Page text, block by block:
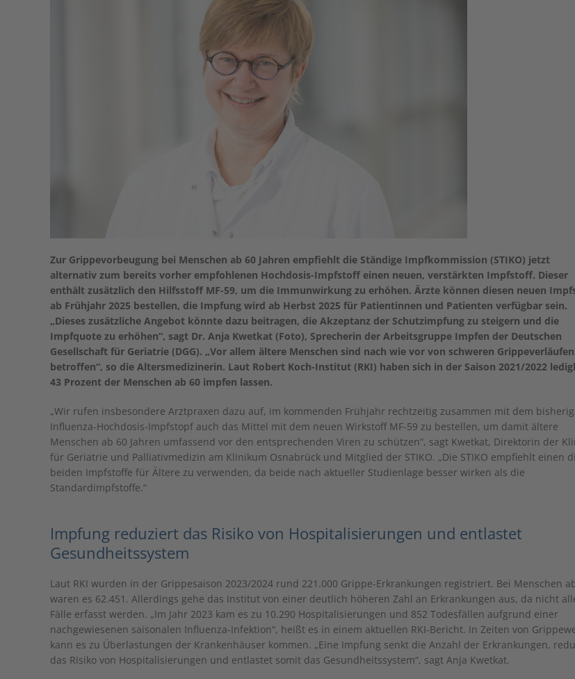
Zur Grippevorbeugung bei Menschen ab 60 Jahren empfiehlt die Ständige Impfkommission (STIKO) jetzt
alternativ zum bereits vorher empfohlenen Hochdosis-Impfstoff einen neuen, verstärkten Impfstoff. Dieser
enthält zusätzlich den Hilfsstoff MF-59, um die Immunwirkung zu erhöhen. Ärzte können diesen neuen
ab Frühjahr 2025 bestellen, die Impfung wird ab Herbst 2025 für Patientinnen und Patienten verfügbar sein.
„Dieses zusätzliche Angebot könnte dazu beitragen, die Akzeptanz der Schutzimpfung zu steigern und die
Impfquote zu erhöhen“, sagt Dr. Anja Kwetkat (Foto), Sprecherin der Arbeitsgruppe Impfen der Deutschen
Gesellschaft für Geriatrie (DGG). „Vor allem ältere Menschen sind nach wie vor von schweren Grippeverläufen
betroffen“, so die Altersmedizinerin. Laut Robert Koch-Institut (RKI) haben sich in der Saison 2021/2022
43 Prozent der Menschen ab 60 impfen lassen.
„Wir rufen insbesondere Arztpraxen dazu auf, im kommenden Frühjahr rechtzeitig zusammen mit dem
Influenza-Hochdosis-Impfstopf auch das Mittel mit dem neuen Wirkstoff MF-59 zu bestellen, um damit ältere
Menschen ab 60 Jahren umfassend vor den entsprechenden Viren zu schützen“, sagt Kwetkat, Direktorin der
für Geriatrie und Palliativmedizin am Klinikum Osnabrück und Mitglied der STIKO. „Die STIKO empfiehlt einen
beiden Impfstoffe für Ältere zu verwenden, da beide nach aktueller Studienlage besser wirken als die
Standardimpfstoffe.“
Impfung reduziert das Risiko von Hospitalisierungen und entlastet
Gesundheitssystem
Laut RKI wurden in der Grippesaison 2023/2024 rund 221.000 Grippe-Erkrankungen registriert. Bei Menschen
waren es 62.451. Allerdings gehe das Institut von einer deutlich höheren Zahl an Erkrankungen aus, da nicht
Fälle erfasst werden. „Im Jahr 2023 kam es zu 10.290 Hospitalisierungen und 852 Todesfällen aufgrund einer
nachgewiesenen saisonalen Influenza-Infektion“, heißt es in einem aktuellen RKI-Bericht. In Zeiten von
kann es zu Überlastungen der Krankenhäuser kommen. „Eine Impfung senkt die Anzahl der Erkrankungen,
das Risiko von Hospitalisierungen und entlastet somit das Gesundheitssystem“, sagt Anja Kwetkat.